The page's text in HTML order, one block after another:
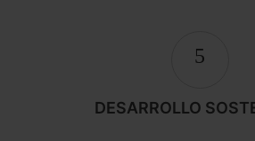
5
DESARROLLO